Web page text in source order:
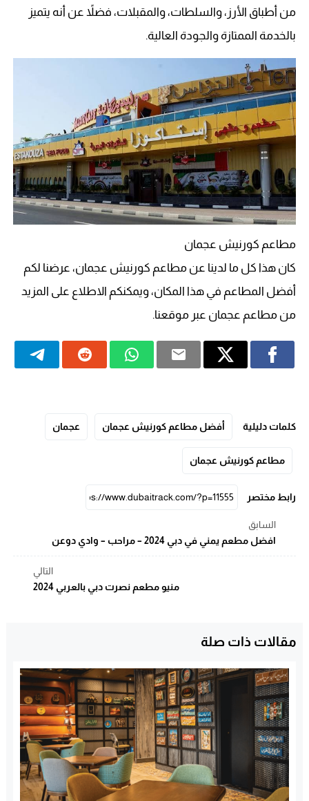
من أطباق الأرز، والسلطات، والمقبلات، فضلاً عن أنه يتميز
بالخدمة الممتازة والجودة العالية.
مطاعم كورنيش عجمان
كان هذا كل ما لدينا عن مطاعم كورنيش عجمان، عرضنا لكم
أفضل المطاعم في هذا المكان، ويمكنكم الاطلاع على المزيد
من مطاعم عجمان عبر موقعنا.
كلمات دليلية أفضل مطاعم كورنيش عجمان عجمان
مطاعم كورنيش عجمان
رابط مختصر
السابق
افضل مطعم يمني في دبي 2024 – مراحب – وادي دوعن
التالي
منيو مطعم نصرت دبي بالعربي 2024
مقالات ذات صلة